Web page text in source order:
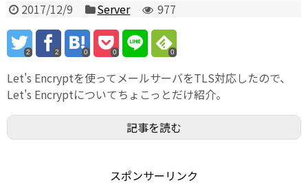
2017/12/9 Server 977
2 2 0 0 0
Let's Encryptを使ってメールサーバをTLS対応したので、
Let's Encryptについてちょこっとだけ紹介。
記事を読む
スポンサーリンク